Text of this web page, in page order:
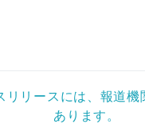
リリースには、報道機
あります。